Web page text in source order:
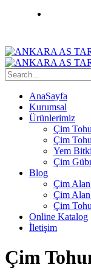
AnaSayfa
Kurumsal
Ürünlerimiz
Çim
Çim
Yem
Çim
Blog
Çim Alan
Çim Alan
Çim
Online Katalog
İletişim
Çim